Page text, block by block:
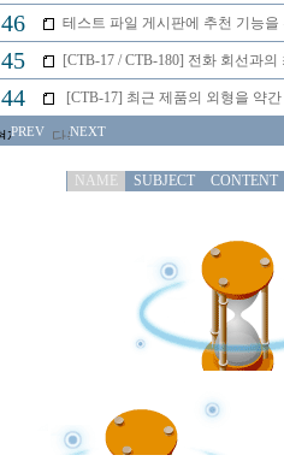
46 테스트 파일 게시판에 추천 기능
45 [CTB-17 / CTB-180] 전화 회선과
44 [CTB-17] 최근 제품의 외형을 약
PREV NEXT